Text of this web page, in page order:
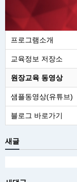
프로그램소개
교육정보 저장소
원장교육 동영상
샘플동영상(유튜브)
블로그 바로가기
새글